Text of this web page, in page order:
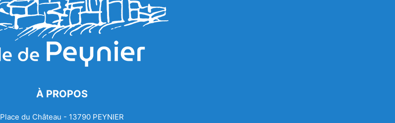
À PROPOS
Place du Château - 13790 PEYNIER